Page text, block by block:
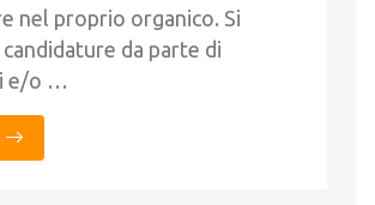
nel proprio organico. Si
da parte di
e/o …